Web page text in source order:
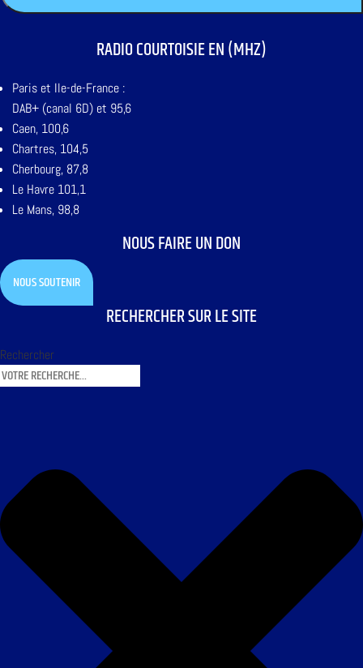
RADIO COURTOISIE EN (MHZ)
Paris et Ile-de-France :
DAB+ (canal 6D) et 95,6
Caen, 100,6
Chartres, 104,5
Cherbourg, 87,8
Le Havre 101,1
Le Mans, 98,8
NOUS FAIRE UN DON
NOUS SOUTENIR
RECHERCHER SUR LE SITE
Rechercher